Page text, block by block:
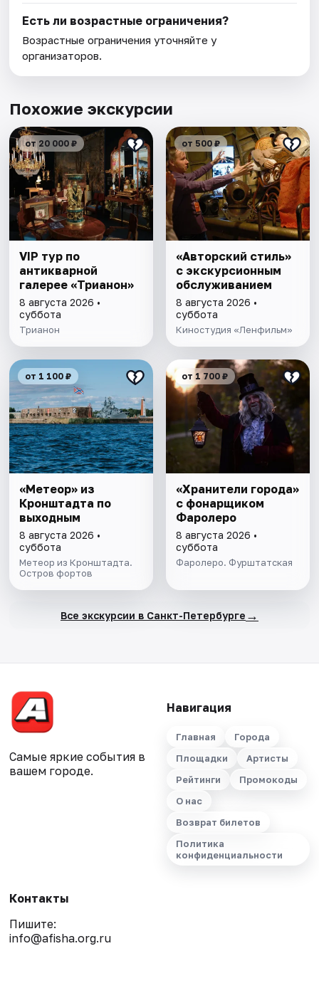
Есть ли возрастные ограничения?
Возрастные ограничения уточняйте у
организаторов.
Похожие экскурсии
от 20 000 ₽
VIP тур по
антикварной
галерее «Трианон»
8 августа 2026 •
суббота
Трианон
от 500 ₽
«Авторский стиль»
с экскурсионным
обслуживанием
8 августа 2026 •
суббота
Киностудия «Ленфильм»
от 1 100 ₽
«Метеор» из
Кронштадта по
выходным
8 августа 2026 •
суббота
Метеор из Кронштадта.
Остров фортов
от 1 700 ₽
«Хранители города»
с фонарщиком
Фаролеро
8 августа 2026 •
суббота
Фаролеро. Фурштатская
Все экскурсии в Санкт-Петербурге →
Самые яркие события в
вашем городе.
Навигация
Главная
Города
Площадки
Артисты
Рейтинги
Промокоды
О нас
Возврат билетов
Политика
конфиденциальности
Контакты
Пишите:
info@afisha.org.ru